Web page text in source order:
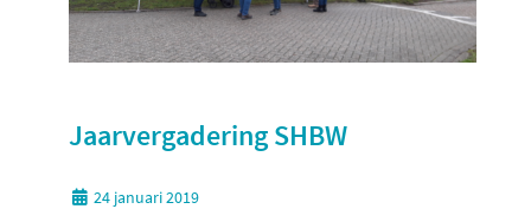
Jaarvergadering SHBW
24 januari 2019